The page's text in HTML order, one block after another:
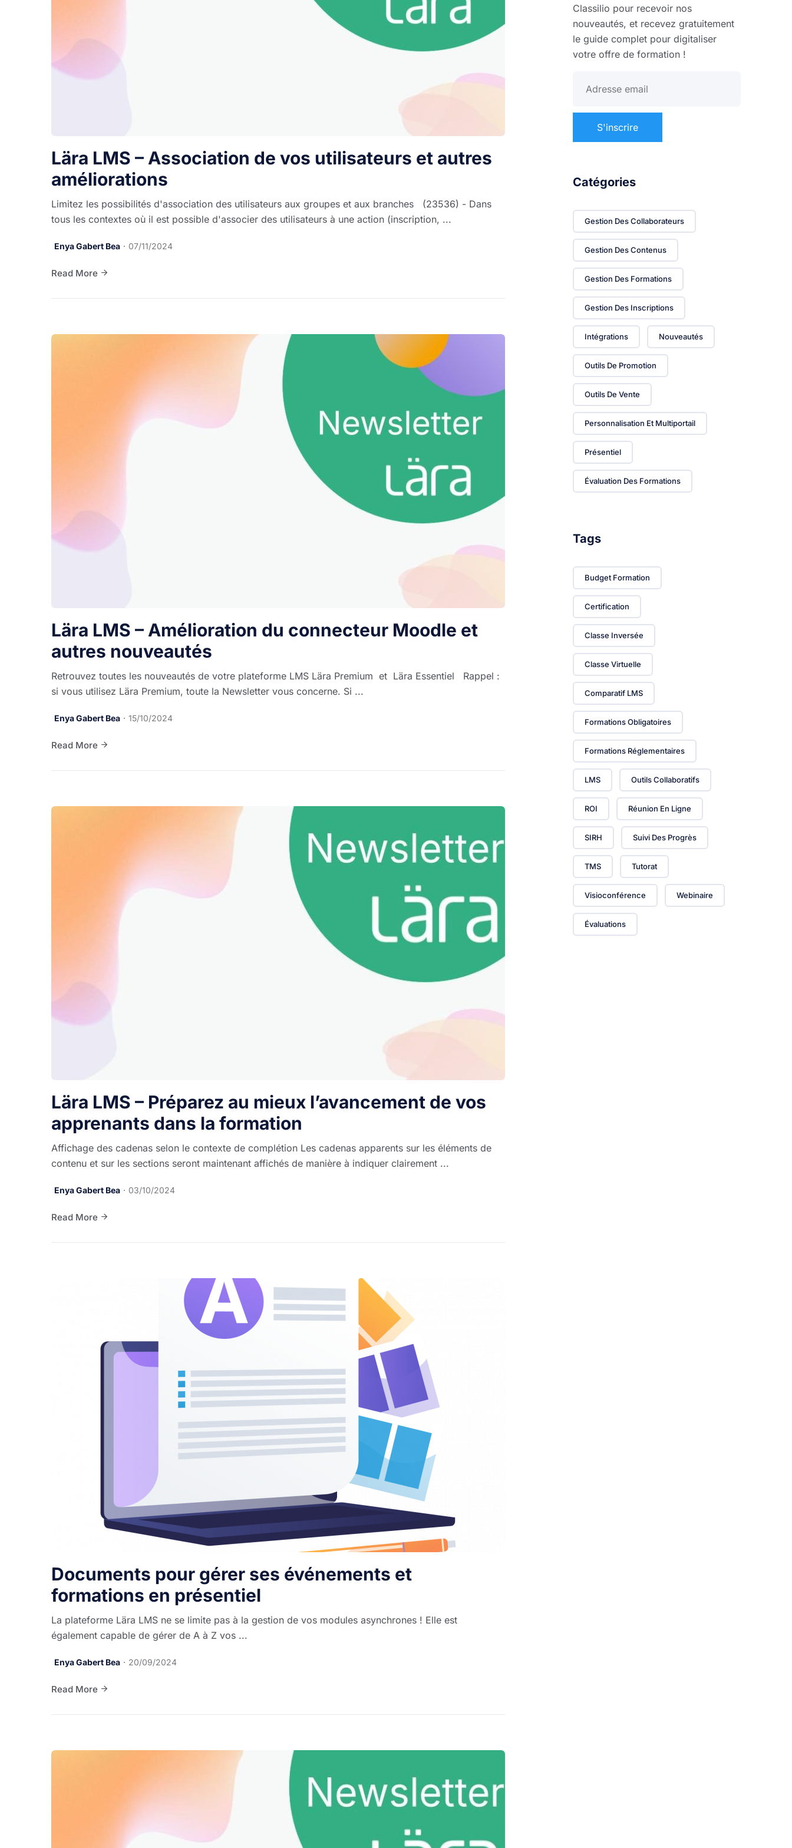
Lära LMS – Association de vos utilisateurs et autres
améliorations
Limitez les possibilités d'association des utilisateurs aux groupes et aux branches (23536) - Dans
tous les contextes où il est possible d'associer des utilisateurs à une action (inscription, ...
Enya Gabert Bea 07/11/2024
Read More
Lära LMS – Amélioration du connecteur Moodle et
autres nouveautés
Retrouvez toutes les nouveautés de votre plateforme LMS Lära Premium et Lära Essentiel Rappel :
si vous utilisez Lära Premium, toute la Newsletter vous concerne. Si ...
Enya Gabert Bea 15/10/2024
Read More
Lära LMS – Préparez au mieux l’avancement de vos
apprenants dans la formation
Affichage des cadenas selon le contexte de complétion Les cadenas apparents sur les éléments de
contenu et sur les sections seront maintenant affichés de manière à indiquer clairement ...
Enya Gabert Bea 03/10/2024
Read More
Documents pour gérer ses événements et
formations en présentiel
La plateforme Lära LMS ne se limite pas à la gestion de vos modules asynchrones ! Elle est
également capable de gérer de A à Z vos ...
Enya Gabert Bea 20/09/2024
Read More
Classilio pour recevoir nos
nouveautés, et recevez gratuitement
le guide complet pour digitaliser
votre offre de formation !
Catégories
Gestion Des Collaborateurs
Gestion Des Contenus
Gestion Des Formations
Gestion Des Inscriptions
Intégrations Nouveautés
Outils De Promotion
Outils De Vente
Personnalisation Et Multiportail
Présentiel
Évaluation Des Formations
Tags
Budget Formation
Certification
Classe Inversée
Classe Virtuelle
Comparatif LMS
Formations Obligatoires
Formations Réglementaires
LMS Outils Collaboratifs
ROI Réunion En Ligne
SIRH Suivi Des Progrès
TMS Tutorat
Visioconférence Webinaire
Évaluations